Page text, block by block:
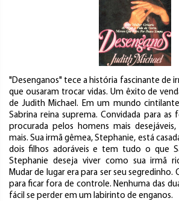
"Desenganos" tece a história fascinante de
que ousaram trocar vidas. Um êxito de
de Judith Michael. Em um mundo
Sabrina reina suprema. Convidada para as
procurada pelos homens mais
mais. Sua irmã gêmea, Stephanie, está
dois filhos adoráveis e tem tudo o que
Stephanie deseja viver como sua irmã
Mudar de lugar era para ser seu
para ficar fora de controle. Nenhuma das
fácil se perder em um labirinto de enganos.